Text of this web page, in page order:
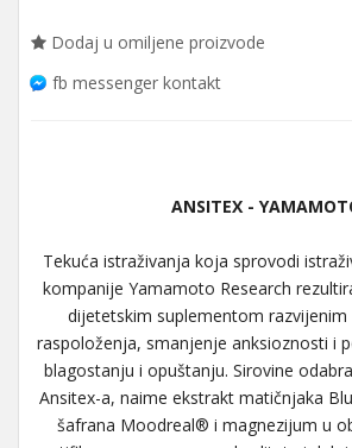
Dodaj u omiljene proizvode
fb messenger kontakt
ANSITEX -
Tekuća istraživanja koja sprovodi
kompanije Yamamoto Research
dijetetskim suplementom
raspoloženja, smanjenje anksioznosti i
blagostanju i opuštanju. Sirovine
Ansitex-a, naime ekstrakt matičnjaka
šafrana Moodreal® i magnezijum u